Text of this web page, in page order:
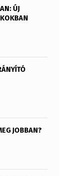
ÚJ
JOBBAN?
meg jobban?”